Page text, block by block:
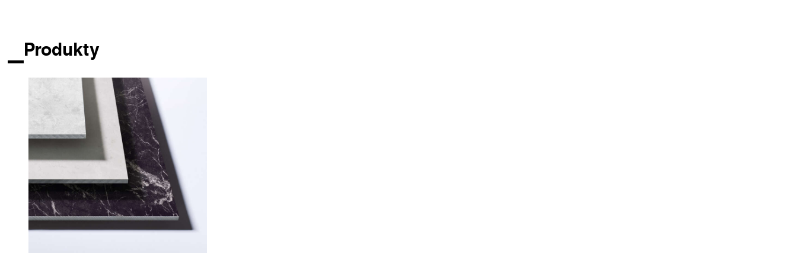
Promyšlený výběr materiálu
odolnost a vizuální kvalitu wellness prostor. Díky deskám Rocko Tiles v dekoru Golden Cane A kombinují
koupelny v hotelu Bayerischer Hof Kur- & Sporthotel moderní design se spolehlivou funkčností a vytvářejí
prostory, které působí klidně, elegantně a přívětivě na každého hosta.
Produkty